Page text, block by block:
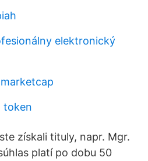
elektronický
token
získali tituly, napr. Mgr.
platí po dobu 50